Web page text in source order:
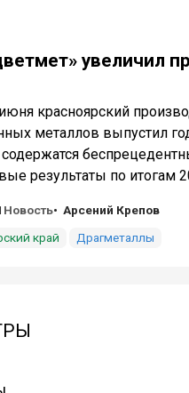
увеличил
красноярский
металлов выпустил
результаты по итогам
Новость
Арсений Крепов
край
Драгметаллы